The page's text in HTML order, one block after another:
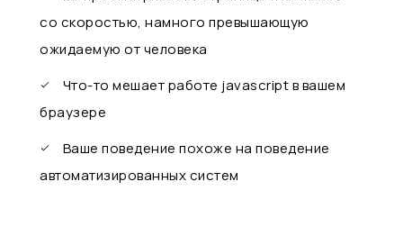
со скоростью, намного превышающую
ожидаемую от человека
Что-то мешает работе javascript в вашем
браузере
Ваше поведение похоже на поведение
автоматизированных систем